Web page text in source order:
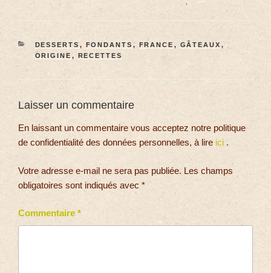
DESSERTS , FONDANTS , FRANCE , GÂTEAUX ,
ORIGINE , RECETTES
Laisser un commentaire
En laissant un commentaire vous acceptez notre politique
de confidentialité des données personnelles, à lire ici .
Votre adresse e-mail ne sera pas publiée. Les champs
obligatoires sont indiqués avec *
Commentaire *